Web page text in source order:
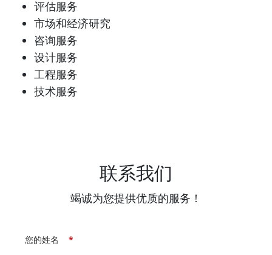
评估服务
市场和经济研究
咨询服务
设计服务
工程服务
技术服务
联系我们
竭诚为您提供优质的服务！
*
您的姓名